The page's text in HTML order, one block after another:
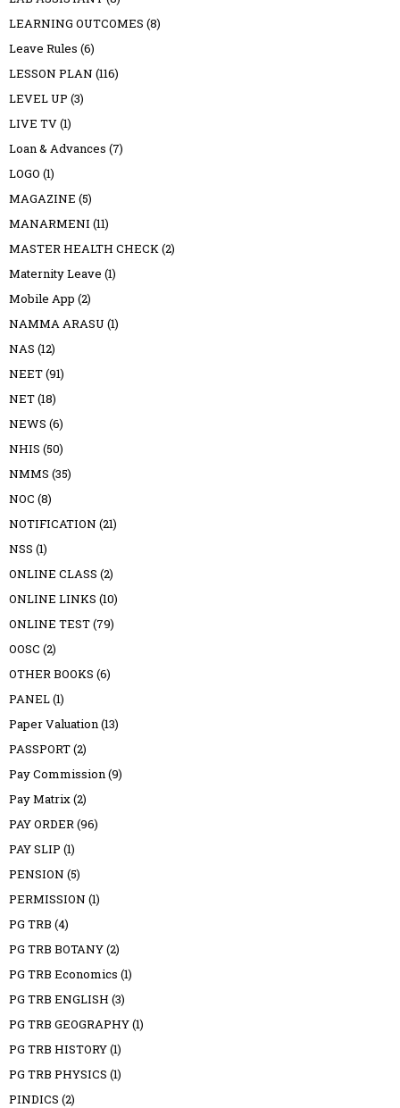
LEARNING OUTCOMES (8)
Leave Rules (6)
LESSON PLAN (116)
LEVEL UP (3)
LIVE TV(1)
Loan & Advances (7)
LOGO (1)
MAGAZINE (5)
MANARMENI (11)
MASTER HEALTH CHECK(2)
Maternity Leave (1)
Mobile App (2)
NAMMA ARASU (1)
NAS (12)
NEET(91)
NET(18)
NEWS (6)
NHIS (50)
NMMS (35)
NOC (8)
NOTIFICATION (21)
NSS (1)
ONLINE CLASS (2)
ONLINE LINKS (10)
ONLINE TEST(79)
OOSC (2)
OTHER BOOKS (6)
PANEL(1)
Paper Valuation(13)
PASSPORT(2)
Pay Commission(9)
Pay Matrix(2)
PAY ORDER(96)
PAY SLIP (1)
PENSION (5)
PERMISSION (1)
PG TRB (4)
PG TRB BOTANY(2)
PG TRB Economics (1)
PG TRB ENGLISH (3)
PG TRB GEOGRAPHY(1)
PG TRB HISTORY(1)
PG TRB PHYSICS (1)
PINDICS (2)